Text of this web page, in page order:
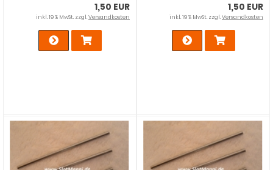
1,50 EUR
inkl. 19 % MwSt. zzgl.Versandkosten
1,50 EUR
inkl. 19 % MwSt. zzgl.Versandkosten